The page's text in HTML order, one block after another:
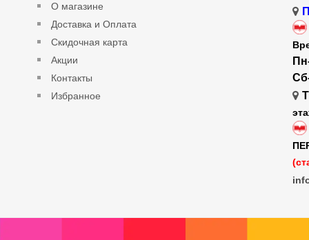
О магазине
Доставка и Оплата
Скидочная карта
Акции
Контакты
Избранное